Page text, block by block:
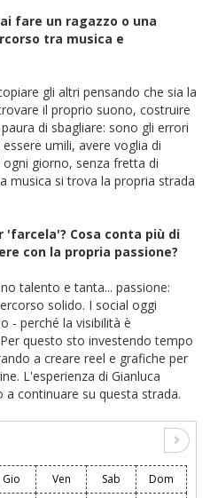
fare un ragazzo o una
tra musica e
gli altri pensando che sia la
il proprio suono, costruire
di sbagliare: sono gli errori
umili, avere voglia di
giorno, senza fretta di
musica si trova la propria strada
'farcela'? Cosa conta più di
con la propria passione?
talento e tanta... passione:
solido. I social oggi
- perché la visibilità è
questo sto investendo tempo
a creare reel e grafiche per
L'esperienza di Gianluca
continuare su questa strada.
Gio Ven Sab
Dom